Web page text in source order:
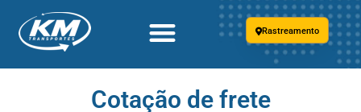
Rastreamento
Cotação de frete